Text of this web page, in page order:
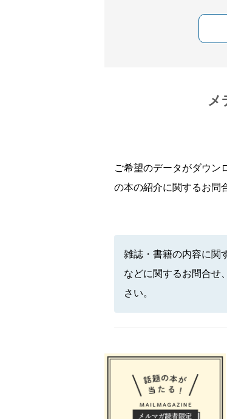
メ
ご希望のデータがダウン
の本の紹介に関するお問
雑誌・書籍の内容に関
などに関するお問合せ
さい。